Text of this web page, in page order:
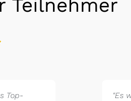
Teilnehmer
Top-
"Es